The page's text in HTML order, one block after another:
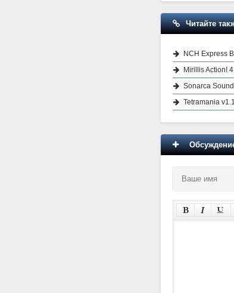
Читайте
NCH Express
Mirillis Action!
Sonarca
Tetramania